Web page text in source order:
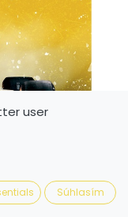
user
Súhlasím